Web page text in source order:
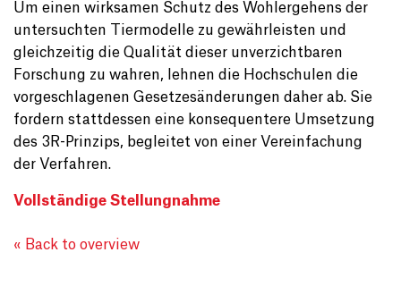
Um einen wirksamen Schutz des Wohlergehens der
untersuchten Tiermodelle zu gewährleisten und
gleichzeitig die Qualität dieser unverzichtbaren
Forschung zu wahren, lehnen die Hochschulen die
vorgeschlagenen Gesetzesänderungen daher ab. Sie
fordern stattdessen eine konsequentere Umsetzung
des 3R-Prinzips, begleitet von einer Vereinfachung
der Verfahren.
Vollständige Stellungnahme
« Back to overview